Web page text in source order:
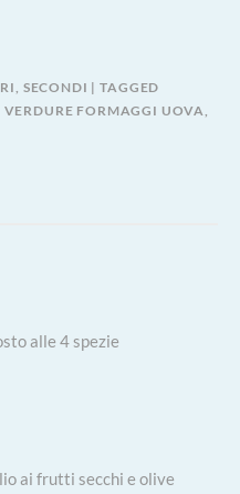
SECONDI
TAGGED
VERDURE FORMAGGI UOVA
alle 4 spezie
ai frutti secchi e olive